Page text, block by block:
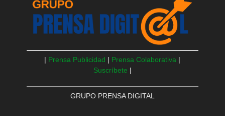
| Prensa Publicidad | Prensa Colaborativa |
Suscríbete |
GRUPO PRENSA DIGITAL